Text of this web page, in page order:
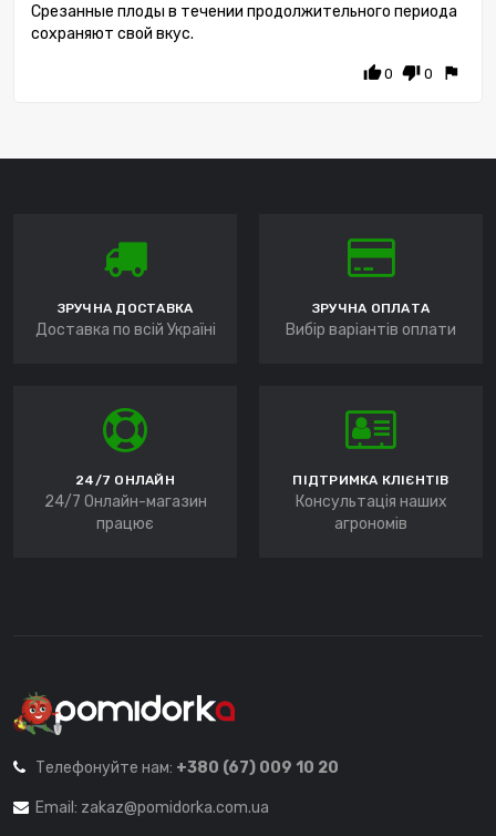
Срезанные плоды в течении продолжительного периода
сохраняют свой вкус.
thumb_up0 thumb_down 0 flag
ЗРУЧНА ДОСТАВКА
Доставка по всій Україні
ЗРУЧНА ОПЛАТА
Вибір варіантів оплати
24/7 ОНЛАЙН
24/7 Онлайн-магазин
працює
ПІДТРИМКА КЛІЄНТІВ
Консультація наших
агрономів
Телефонуйте нам: +380 (67) 009 10 20
Email: zakaz@pomidorka.com.ua